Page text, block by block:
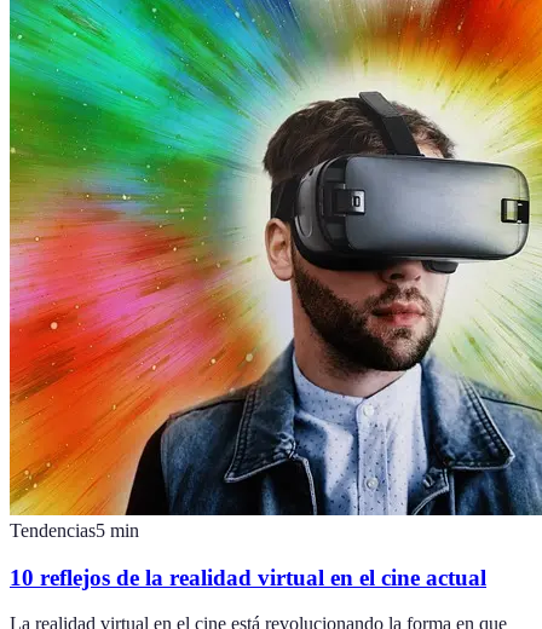
Tendencias5 min
10 reflejos de la realidad virtual en el cine actual
La realidad virtual en el cine está revolucionando la forma en que